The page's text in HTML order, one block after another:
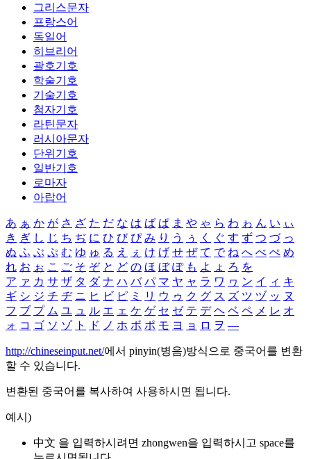
그리스문자
프랑스어
독일어
히브리어
괄호기호
학술기호
기술기호
첨자기호
라틴문자
러시아문자
단위기호
일반기호
로마자
아랍어
あ ぁ か が さ ざ た だ な は ば ぱ ま や ゃ ら わ ゎ ん い ぃ
き ぎ し じ ち ぢ に ひ び ぴ み り う ぅ く ぐ す ず つ づ っ
ぬ ふ ぶ ぷ む ゆ ゅ る え ぇ け げ せ ぜ て で ね へ べ ぺ め
れ お ぉ こ ご そ ぞ と ど の ほ ぼ ぽ も よ ょ ろ を
ア ァ カ サ ザ タ ダ ナ ハ バ パ マ ヤ ャ ラ ワ ヮ ン イ ィ キ
ギ シ ジ チ ヂ ニ ヒ ビ ピ ミ リ ウ ゥ ク グ ス ズ ツ ヅ ッ ヌ
フ ブ プ ム ユ ュ ル エ ェ ケ ゲ セ ゼ テ デ ヘ ベ ペ メ レ オ
ォ コ ゴ ソ ゾ ト ド ノ ホ ボ ポ モ ヨ ョ ロ ヲ ―
http://chineseinput.net/에서 pinyin(병음)방식으로 중국어를 변환
할 수 있습니다.
변환된 중국어를 복사하여 사용하시면 됩니다.
예시)
中文 을 입력하시려면 zhongwen을 입력하시고 space를